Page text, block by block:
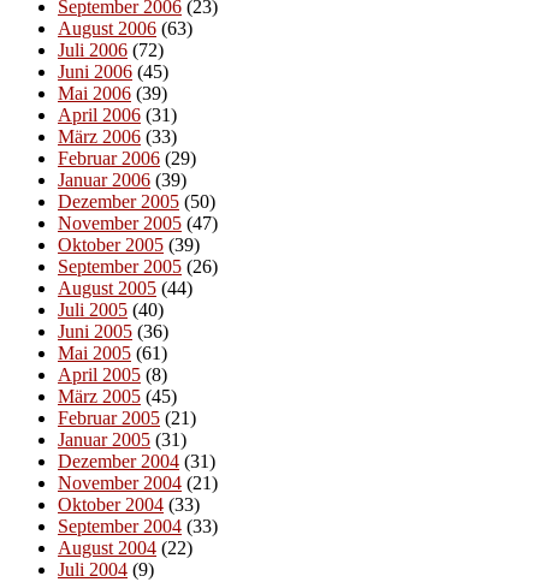
September 2006 (23)
August 2006 (63)
Juli 2006 (72)
Juni 2006 (45)
Mai 2006 (39)
April 2006 (31)
März 2006 (33)
Februar 2006 (29)
Januar 2006 (39)
Dezember 2005 (50)
November 2005 (47)
Oktober 2005 (39)
September 2005 (26)
August 2005 (44)
Juli 2005 (40)
Juni 2005 (36)
Mai 2005 (61)
April 2005 (8)
März 2005 (45)
Februar 2005 (21)
Januar 2005 (31)
Dezember 2004 (31)
November 2004 (21)
Oktober 2004 (33)
September 2004 (33)
August 2004 (22)
Juli 2004 (9)